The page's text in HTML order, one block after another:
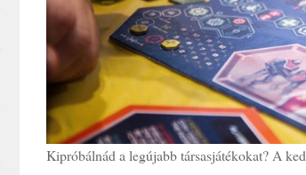
Kipróbálnád a legújabb társasjátékokat? A